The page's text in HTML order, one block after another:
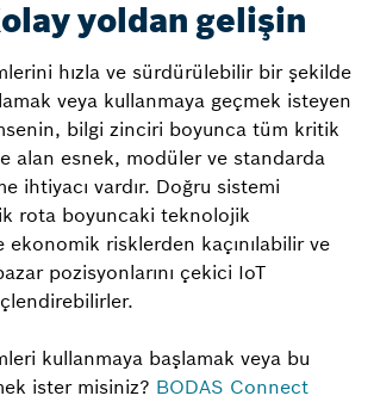
yoldan gelişin
hızla ve sürdürülebilir bir şekilde
veya kullanmaya geçmek isteyen
bilgi zinciri boyunca tüm kritik
alan esnek, modüler ve standarda
ihtiyacı vardır. Doğru sistemi
rota boyuncaki teknolojik
ekonomik risklerden kaçınılabilir ve
pozisyonlarını çekici IoT
kullanmaya başlamak veya bu
ister misiniz? BODAS Connect